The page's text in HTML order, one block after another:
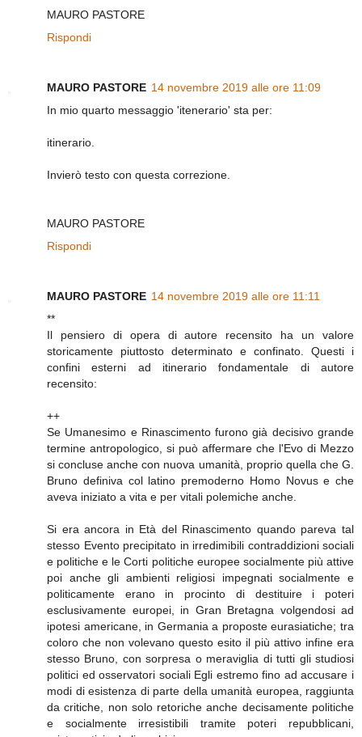
MAURO PASTORE
Rispondi
MAURO PASTORE 14 novembre 2019 alle ore 11:09
In mio quarto messaggio 'itenerario' sta per:
itinerario.
Invierò testo con questa correzione.
MAURO PASTORE
Rispondi
MAURO PASTORE 14 novembre 2019 alle ore 11:11
**
Il pensiero di opera di autore recensito ha un valore
storicamente piuttosto determinato e confinato. Questi i
confini esterni ad itinerario fondamentale di autore
recensito:
++
Se Umanesimo e Rinascimento furono già decisivo grande
termine antropologico, si può affermare che l'Evo di Mezzo
si concluse anche con nuova umanità, proprio quella che G.
Bruno definiva col latino premoderno Homo Novus e che
aveva iniziato a vita e per vitali polemiche anche.
Si era ancora in Età del Rinascimento quando pareva tal
stesso Evento precipitato in irredimibili contraddizioni sociali
e politiche e le Corti politiche europee socialmente più attive
poi anche gli ambienti religiosi impegnati socialmente e
politicamente erano in procinto di destituire i poteri
esclusivamente europei, in Gran Bretagna volgendosi ad
ipotesi americane, in Germania a proposte eurasiatiche; tra
coloro che non volevano questo esito il più attivo infine era
stesso Bruno, con sorpresa o meraviglia di tutti gli studiosi
politici ed osservatori sociali Egli estremo fino ad accusare i
modi di esistenza di parte della umanità europea, raggiunta
da critiche, non solo retoriche anche decisamente politiche
e socialmente irresistibili tramite poteri repubblicani,